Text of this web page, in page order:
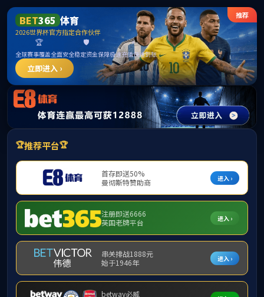
伟德国际(bevictor)
404，
不如返回首